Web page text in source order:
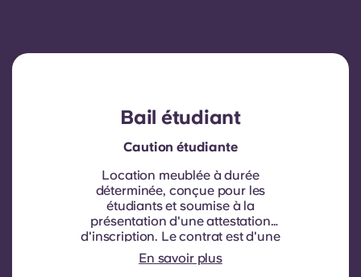
Bail étudiant
Caution étudiante
Location meublée à durée
déterminée, conçue pour les
étudiants et soumise à la
présentation d'une attestation
d'inscription. Le contrat est d'une
durée de neuf mois. Le
renouvellement n'est pas
En savoir plus